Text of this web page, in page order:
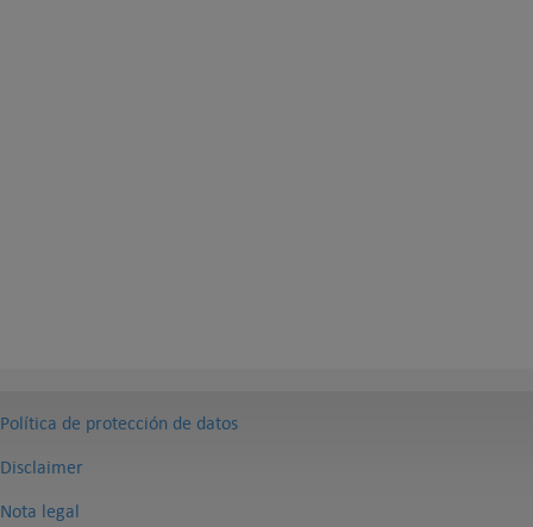
Política de protección de datos
Disclaimer
Nota legal